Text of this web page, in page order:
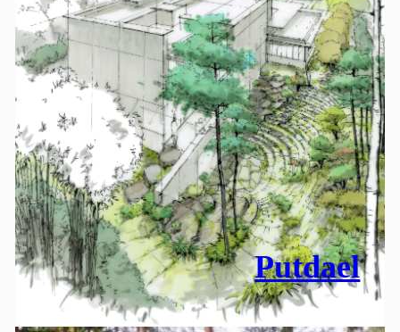
Putdael